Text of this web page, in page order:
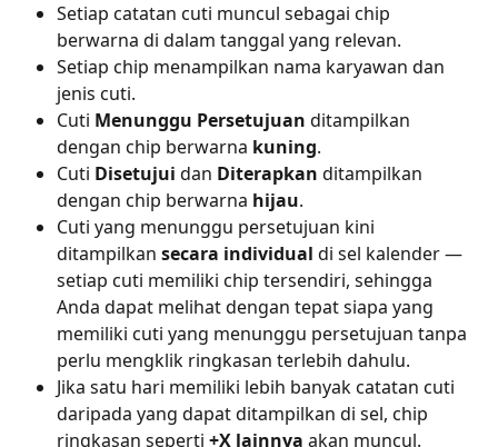
Setiap catatan cuti muncul sebagai chip
berwarna di dalam tanggal yang relevan.
Setiap chip menampilkan nama karyawan dan
jenis cuti.
Cuti Menunggu Persetujuan ditampilkan
dengan chip berwarna kuning.
Cuti Disetujui dan Diterapkan ditampilkan
dengan chip berwarna hijau.
Cuti yang menunggu persetujuan kini
ditampilkan secara individual di sel kalender —
setiap cuti memiliki chip tersendiri, sehingga
Anda dapat melihat dengan tepat siapa yang
memiliki cuti yang menunggu persetujuan tanpa
perlu mengklik ringkasan terlebih dahulu.
Jika satu hari memiliki lebih banyak catatan cuti
daripada yang dapat ditampilkan di sel, chip
ringkasan seperti +X lainnya akan muncul.